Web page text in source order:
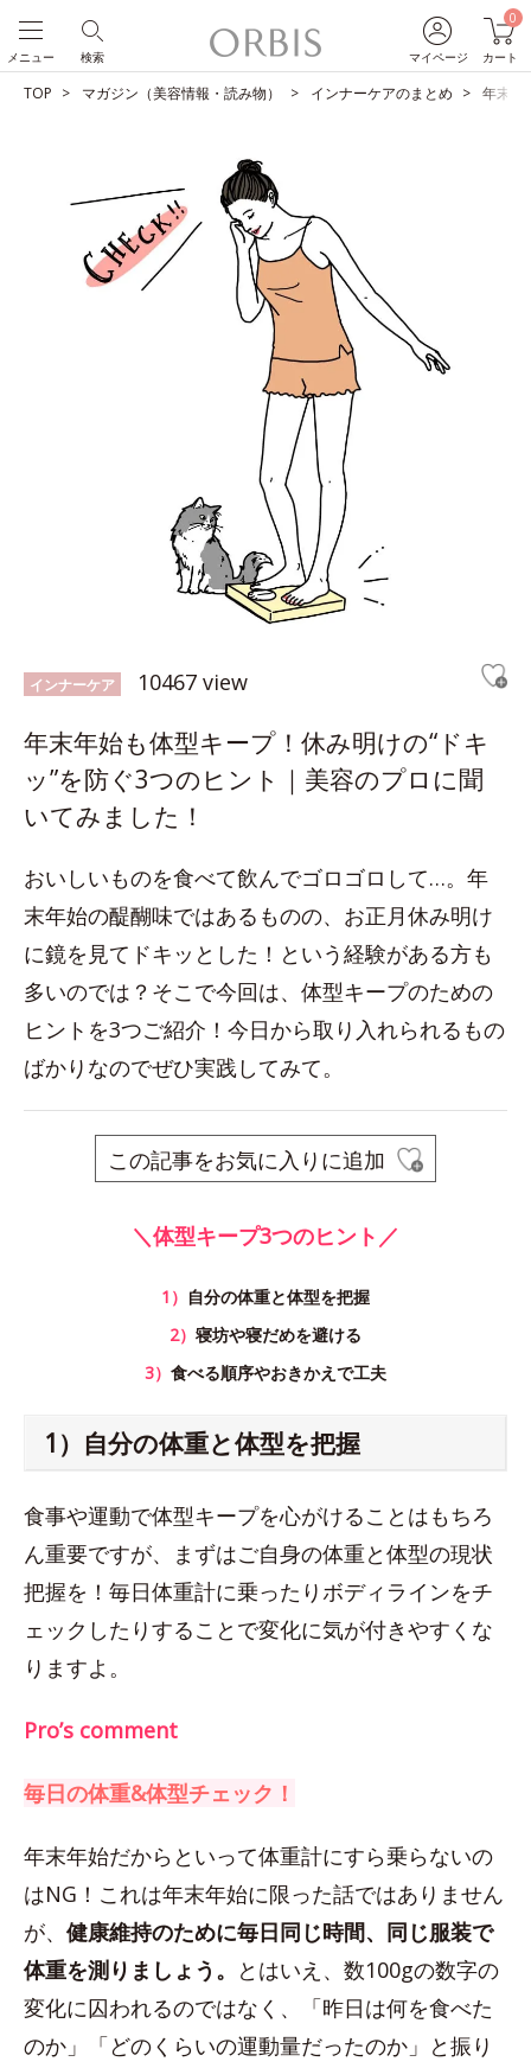
マイページ
0
カート
検索
メニュー
TOP マガジン（美容情報・読み物） インナーケアのまとめ 年末年
インナーケア 10467 view
年末年始も体型キープ！休み明けの“ドキ
ッ”を防ぐ3つのヒント｜美容のプロに聞
いてみました！
おいしいものを食べて飲んでゴロゴロして…。年
末年始の醍醐味ではあるものの、お正月休み明け
に鏡を見てドキッとした！という経験がある方も
多いのでは？そこで今回は、体型キープのための
ヒントを3つご紹介！今日から取り入れられるもの
ばかりなのでぜひ実践してみて。
この記事をお気に入りに追加
＼体型キープ3つのヒント／
1） 自分の体重と体型を把握
2） 寝坊や寝だめを避ける
3） 食べる順序やおきかえで工夫
1）自分の体重と体型を把握
食事や運動で体型キープを心がけることはもちろ
ん重要ですが、まずはご自身の体重と体型の現状
把握を！毎日体重計に乗ったりボディラインをチ
ェックしたりすることで変化に気が付きやすくな
りますよ。
Pro’s comment
毎日の体重&体型チェック！
年末年始だからといって体重計にすら乗らないの
はNG！これは年末年始に限った話ではありません
が、 健康維持のために毎日同じ時間、同じ服装で
体重を測りましょう。 とはいえ、数100gの数字の
変化に囚われるのではなく、「昨日は何を食べた
のか」「どのくらいの運動量だったのか」と振り